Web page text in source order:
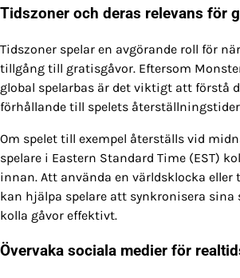
Tidszoner och deras relevans för
Tidszoner spelar en avgörande roll för
tillgång till gratisgåvor. Eftersom
global spelarbas är det viktigt att förstå
förhållande till spelets
Om spelet till exempel återställs vid
spelare i Eastern Standard Time (EST)
innan. Att använda en världsklocka eller
kan hjälpa spelare att synkronisera sina
kolla gåvor effektivt.
Övervaka sociala medier för